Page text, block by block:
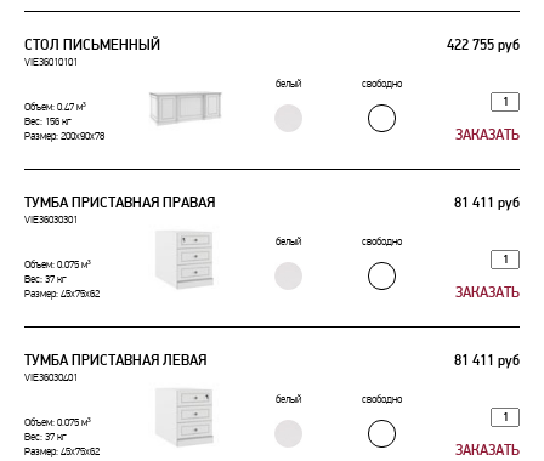
СТОЛ ПИСЬМЕННЫЙ 422 755 руб
VIE36010101
белый
свободно
Объем: 0.47 м³
Вес: 156 кг
Размер: 200x90x78
ТУМБА ПРИСТАВНАЯ ПРАВАЯ 81 411 руб
VIE36030301
белый
свободно
Объем: 0.075 м³
Вес: 37 кг
Размер: 45x75x62
ТУМБА ПРИСТАВНАЯ ЛЕВАЯ 81 411 руб
VIE36030401
белый
свободно
Объем: 0.075 м³
Вес: 37 кг
Размер: 45x75x62